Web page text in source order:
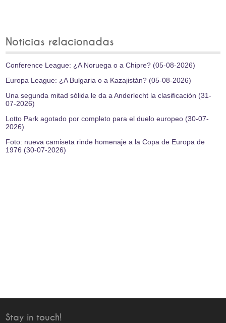
Noticias relacionadas
Conference League: ¿A Noruega o a Chipre? (05-08-2026)
Europa League: ¿A Bulgaria o a Kazajistán? (05-08-2026)
Una segunda mitad sólida le da a Anderlecht la clasificación (31-
07-2026)
Lotto Park agotado por completo para el duelo europeo (30-07-
2026)
Foto: nueva camiseta rinde homenaje a la Copa de Europa de
1976 (30-07-2026)
Stay in touch!